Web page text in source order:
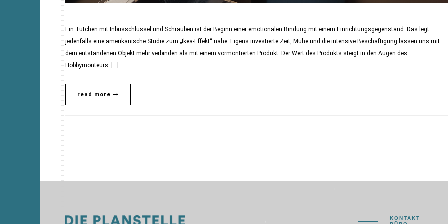
Ein Tütchen mit Inbusschlüssel und Schrauben ist der Beginn einer emotionalen Bindung mit einem Einrichtungsgegenstand. Das legt
jedenfalls eine amerikanische Studie zum „Ikea-Effekt“ nahe. Eigens investierte Zeit, Mühe und die intensive Beschäftigung lassen uns mit
dem entstandenen Objekt mehr verbinden als mit einem vormontierten Produkt. Der Wert des Produkts steigt in den Augen des
Hobbymonteurs. […]
read more
KONTAKT